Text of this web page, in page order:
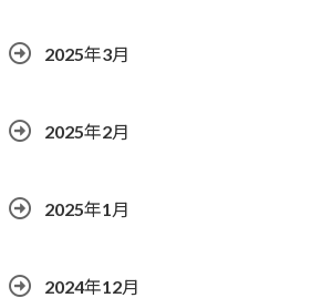
2025年3月
2025年2月
2025年1月
2024年12月